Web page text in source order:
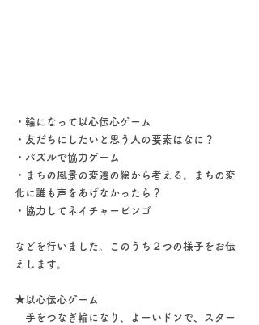
・輪になって以心伝心ゲーム
・友だちにしたいと思う人の要素はなに？
・パズルで協力ゲーム
・まちの風景の変遷の絵から考える。まちの変
化に誰も声をあげなかったら？
・協力してネイチャービンゴ
などを行いました。このうち２つの様子をお伝
えします。
★以心伝心ゲーム
手をつなぎ輪になり、よーいドンで、スター